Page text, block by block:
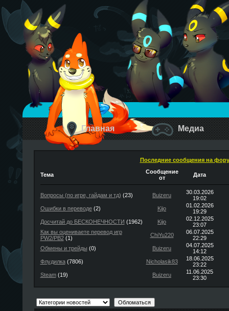
Главная Медиа
Последние сообщения на
Тема
Сообщение
от
Дата
Вопросы (по игре, гайдам и тд) (23) Buizeru
30.03.2026
19:02
Ошибки в переводе(2) Kijo
01.02.2026
19:29
Досчитай до БЕСКОНЕЧНОСТИ (1962) Kijo
02.12.2025
23:07
Как вы оцениваете перевод игр
PW2/PB2(1) ChiYu220
06.07.2025
22:29
Обмены и трейды (0) Buizeru
04.07.2025
14:12
Флудилка(7806) Nicholasik83
18.06.2025
23:22
Steam(19) Buizeru
11.06.2025
23:30